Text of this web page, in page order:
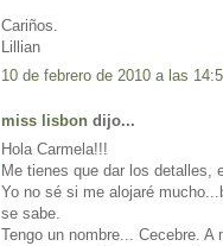
Cariños.
Lillian
10 de febrero de 2010 a las
miss lisbon dijo...
Hola Carmela!!!
Me tienes que dar los detalles,
Yo no sé si me alojaré
se sabe.
Tengo un nombre... Cecebre.